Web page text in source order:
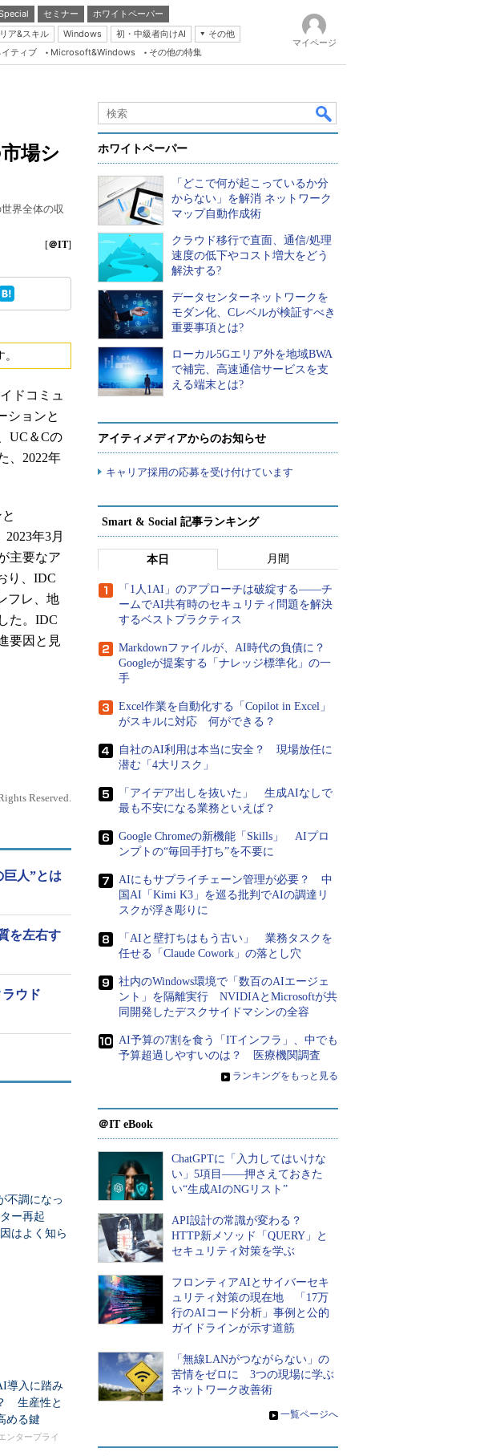
セミナー
ホワイトペーパー
ア&スキル Windows 初・中級者向けAI
その他
Server & Storage
Java Agile
Database Expert
Linux ＆ OSS
Master of IP Network
Security & Trust
ブログ
ティブ Microsoft&Windows その他の特集
マイページ
場シ
界全体の収
[＠IT]
ドコミュ
ションと
UC＆Cの
、2022年
2023年3月
主要なア
り、IDC
フレ、地
た。IDC
要因と見
Reserved.
人”とは
を左右す
ウド
不調になっ
ー再起
はよく知ら
導入に踏み
生産性と
める鍵
ンタープライ
ホワイトペーパー
「どこで何が起こっているか分
からない」を解消 ネットワーク
マップ自動作成術
クラウド移行で直面、通信/処理
速度の低下やコスト増大をどう
解決する?
データセンターネットワークを
モダン化、Cレベルが検証すべき
重要事項とは?
ローカル5Gエリア外を地域BWA
で補完、高速通信サービスを支
える端末とは?
アイティメディアからのお知らせ
キャリア採用の応募を受け付けています
Smart & Social 記事ランキング
本日 月間
「1人1AI」のアプローチは破綻する――チ
ームでAI共有時のセキュリティ問題を解決
するベストプラクティス
Markdownファイルが、AI時代の負債に？
Googleが提案する「ナレッジ標準化」の一
手
Excel作業を自動化する「Copilot in Excel」
がスキルに対応 何ができる？
自社のAI利用は本当に安全？ 現場放任に
潜む「4大リスク」
「アイデア出しを抜いた」 生成AIなしで
最も不安になる業務といえば？
Google Chromeの新機能「Skills」 AIプロ
ンプトの“毎回手打ち”を不要に
AIにもサプライチェーン管理が必要？ 中
国AI「Kimi K3」を巡る批判でAIの調達リ
スクが浮き彫りに
「AIと壁打ちはもう古い」 業務タスクを
任せる「Claude Cowork」の落とし穴
社内のWindows環境で「数百のAIエージェ
ント」を隔離実行 NVIDIAとMicrosoftが共
同開発したデスクサイドマシンの全容
AI予算の7割を食う「ITインフラ」、中でも
予算超過しやすいのは？ 医療機関調査
» ランキングをもっと見る
＠IT eBook
ChatGPTに「入力してはいけな
い」5項目――押さえておきた
い“生成AIのNGリスト”
API設計の常識が変わる？
HTTP新メソッド「QUERY」と
セキュリティ対策を学ぶ
フロンティアAIとサイバーセキ
ュリティ対策の現在地 「17万
行のAIコード分析」事例と公的
ガイドラインが示す道筋
「無線LANがつながらない」の
苦情をゼロに 3つの現場に学ぶ
ネットワーク改善術
» 一覧ページへ